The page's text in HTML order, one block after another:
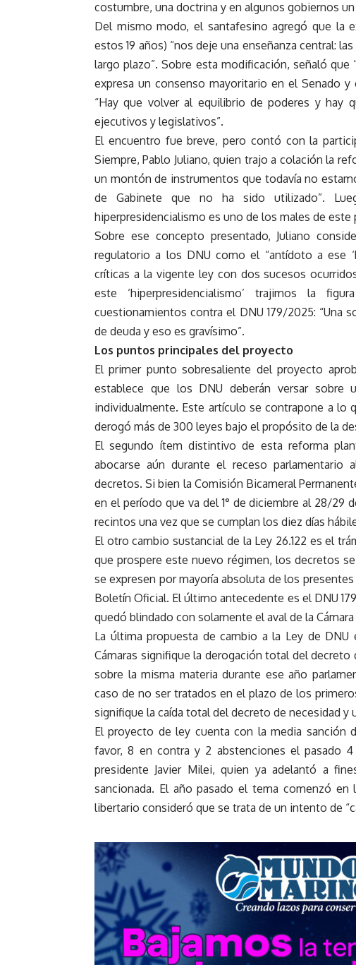
costumbre, una doctrina y en algunos gobiernos
Del mismo modo, el santafesino agregó que la
estos 19 años) “nos deje una enseñanza central:
largo plazo”. Sobre esta modificación, señaló
expresa un consenso mayoritario en el Senado
“Hay que volver al equilibrio de poderes y hay
ejecutivos y legislativos”.
El encuentro fue breve, pero contó con la
Siempre, Pablo Juliano, quien trajo a colación la
un montón de instrumentos que todavía no
de Gabinete que no ha sido utilizado”.
hiperpresidencialismo es uno de los males de este
Sobre ese concepto presentado, Juliano
regulatorio a los DNU como el “antídoto a ese
críticas a la vigente ley con dos sucesos
este ‘hiperpresidencialismo’ trajimos la
cuestionamientos contra el DNU 179/2025: “Una
de deuda y eso es gravísimo”.
Los puntos principales del proyecto
El primer punto sobresaliente del proyecto
establece que los DNU deberán versar
individualmente. Este artículo se contrapone a
derogó más de 300 leyes bajo el propósito de la
El segundo ítem distintivo de esta reforma
abocarse aún durante el receso
decretos. Si bien la Comisión Bicameral
en el período que va del 1° de diciembre al 28/29
recintos una vez que se cumplan los diez días
El otro cambio sustancial de la Ley 26.122 es el
que prospere este nuevo régimen, los decretos
se expresen por mayoría absoluta de los
Boletín Oficial. El último antecedente es el DNU
quedó blindado con solamente el aval de la Cámara
La última propuesta de cambio a la Ley de
Cámaras signifique la derogación total del
sobre la misma materia durante ese año
caso de no ser tratados en el plazo de los
signifique la caída total del decreto de necesidad y
El proyecto de ley cuenta con la media sanción
favor, 8 en contra y 2 abstenciones el pasado
presidente Javier Milei, quien ya adelantó a
sancionada. El año pasado el tema comenzó
libertario consideró que se trata de un intento de